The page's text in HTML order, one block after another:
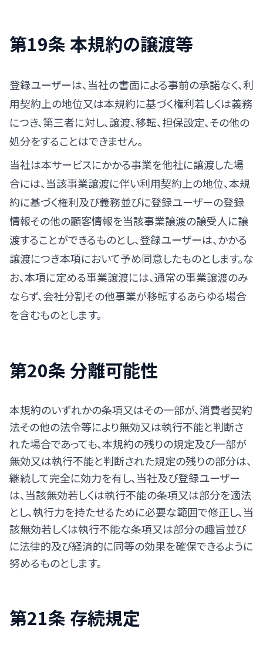
第19条 本規約の譲渡等
登録ユーザーは、当社の書面による事前の承諾なく、利
用契約上の地位又は本規約に基づく権利若しくは義務
につき、第三者に対し、譲渡、移転、担保設定、その他の
処分をすることはできません。
当社は本サービスにかかる事業を他社に譲渡した場
合には、当該事業譲渡に伴い利用契約上の地位、本規
約に基づく権利及び義務並びに登録ユーザーの登録
情報その他の顧客情報を当該事業譲渡の譲受人に譲
渡することができるものとし、登録ユーザーは、かかる
譲渡につき本項において予め同意したものとします。な
お、本項に定める事業譲渡には、通常の事業譲渡のみ
ならず、会社分割その他事業が移転するあらゆる場合
を含むものとします。
第20条 分離可能性
本規約のいずれかの条項又はその一部が、消費者契約
法その他の法令等により無効又は執行不能と判断さ
れた場合であっても、本規約の残りの規定及び一部が
無効又は執行不能と判断された規定の残りの部分は、
継続して完全に効力を有し、当社及び登録ユーザー
は、当該無効若しくは執行不能の条項又は部分を適法
とし、執行力を持たせるために必要な範囲で修正し、当
該無効若しくは執行不能な条項又は部分の趣旨並び
に法律的及び経済的に同等の効果を確保できるように
努めるものとします。
第21条 存続規定